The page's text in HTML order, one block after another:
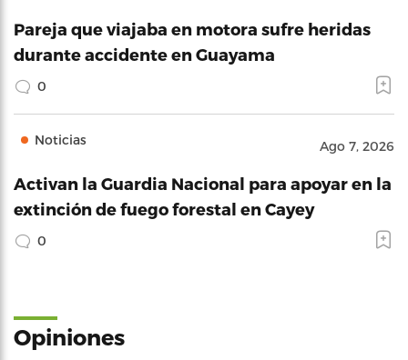
Pareja que viajaba en motora sufre heridas
durante accidente en Guayama
0
Noticias Ago 7, 2026
Activan la Guardia Nacional para apoyar en la
extinción de fuego forestal en Cayey
0
Opiniones